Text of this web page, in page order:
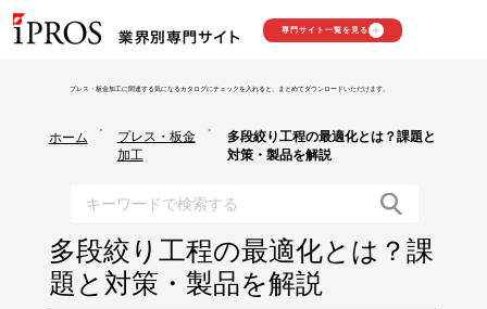
専門サイト一覧を見る
プレス・板金加工に関連する気になるカタログにチェックを入れると、まとめてダウンロードいただけます。
ホーム
>
プレス・板金
加工
>
多段絞り工程の最適化とは？課題と
対策・製品を解説
多段絞り工程の最適化とは？課
題と対策・製品を解説